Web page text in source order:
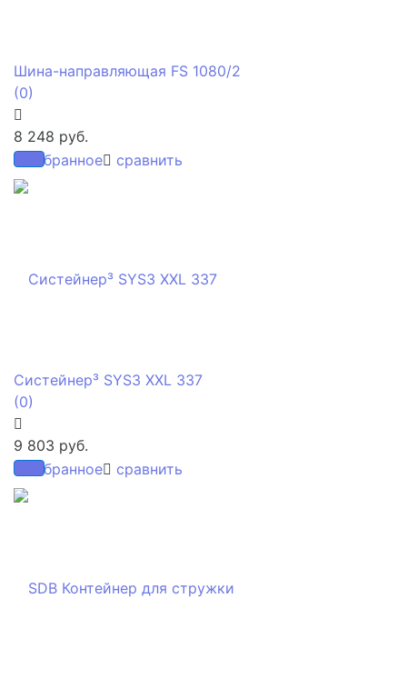
избранное сравнить
Шина-направляющая FS 1080/2
(0)
8 248 руб.
избранное сравнить
Систейнер³ SYS3 XXL 337
(0)
9 803 руб.